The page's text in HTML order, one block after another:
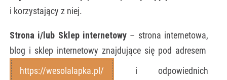
i korzystający z niej.
Strona i/lub Sklep internetowy – strona internetowa,
blog i sklep internetowy znajdujące się pod adresem
https://wesolalapka.pl/
i odpowiednich